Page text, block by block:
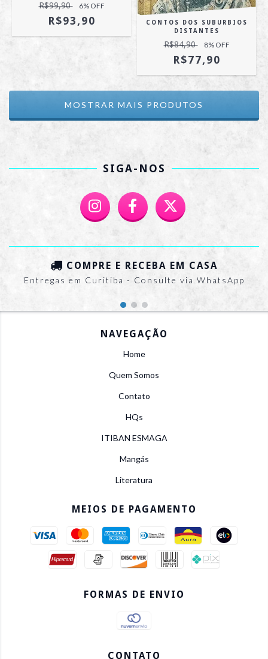
R$99,90 6% OFF
R$93,90
CONTOS DOS SUBURBIOS
DISTANTES
R$84,90 8% OFF
R$77,90
MOSTRAR MAIS PRODUTOS
SIGA-NOS
COMPRE E RECEBA EM CASA
Entregas em Curitiba - Consulte via WhatsApp
NAVEGAÇÃO
Home
Quem Somos
Contato
HQs
ITIBAN ESMAGA
Mangás
Literatura
MEIOS DE PAGAMENTO
FORMAS DE ENVIO
CONTATO